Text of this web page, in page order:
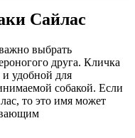
Сайлас
выбрать
друга. Кличка
удобной для
собакой. Если
то это имя может